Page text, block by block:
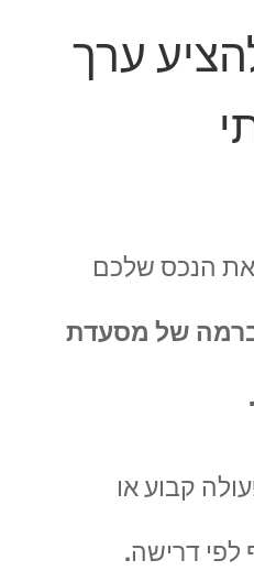
ערך
את הנכס שלכם
ברמה של מסעדת
קבוע או
לפי דרישה.